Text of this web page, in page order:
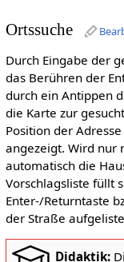
Ortssuche
Durch Eingabe der
das Berühren der
durch ein Antippen
die Karte zur
Position der
angezeigt. Wird nur
automatisch die
Vorschlagsliste füllt
Enter-/Returntaste
der Straße
Didaktik: